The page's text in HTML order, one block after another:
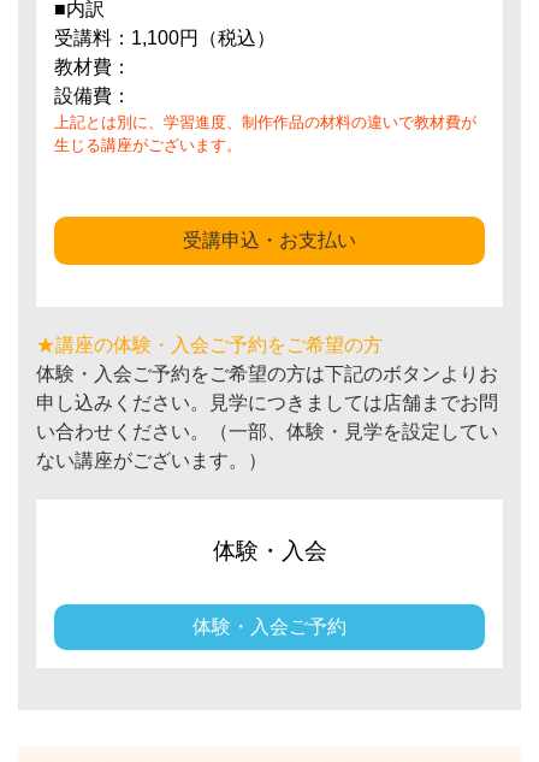
■内訳
受講料：1,100円（税込）
教材費：
設備費：
上記とは別に、学習進度、制作作品の材料の違いで教材費が
生じる講座がございます。
受講申込・お支払い
★講座の体験・入会ご予約をご希望の方
体験・入会ご予約をご希望の方は下記のボタンよりお
申し込みください。見学につきましては店舗までお問
い合わせください。（一部、体験・見学を設定してい
ない講座がございます。）
体験・入会
体験・入会ご予約